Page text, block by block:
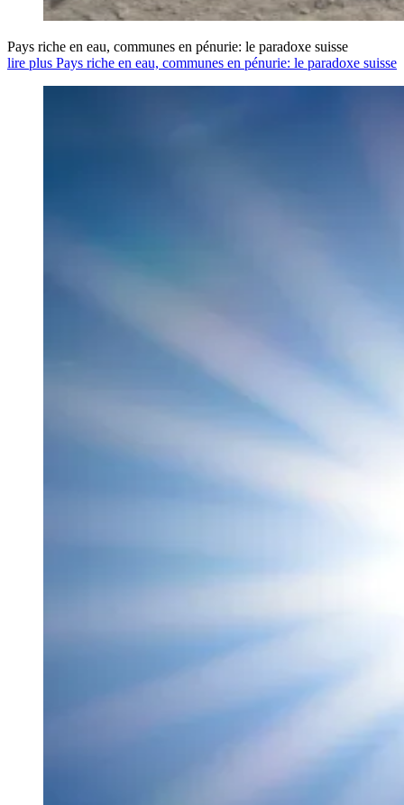
Pays riche en eau, communes en pénurie: le paradoxe suisse
lire plus Pays riche en eau, communes en pénurie: le paradoxe suisse